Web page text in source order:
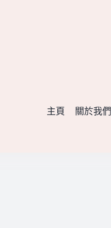
主頁 關於我們